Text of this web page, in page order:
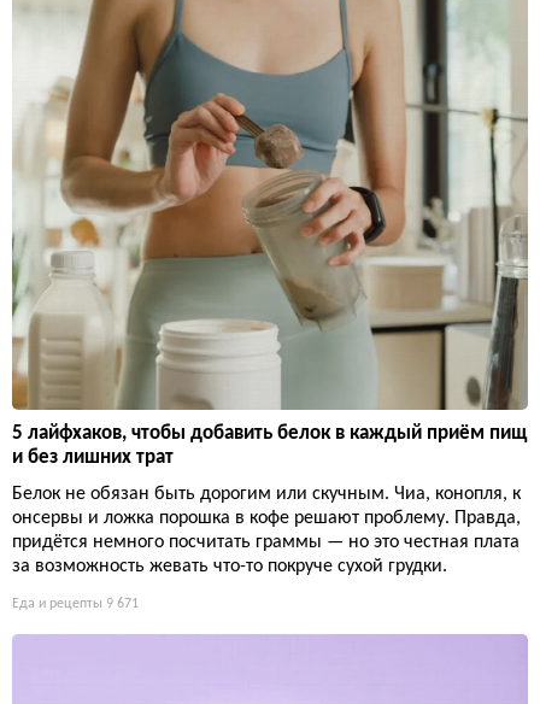
5 лайфхаков, чтобы добавить белок в каждый приём пищ
и без лишних трат
Белок не обязан быть дорогим или скучным. Чиа, конопля, к
онсервы и ложка порошка в кофе решают проблему. Правда,
придётся немного посчитать граммы — но это честная плата
за возможность жевать что-то покруче сухой грудки.
Еда и рецепты 9 671